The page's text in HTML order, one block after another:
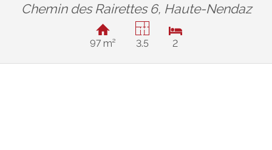
Chemin des Rairettes 6, Haute-Nendaz
97 m² 3.5 2